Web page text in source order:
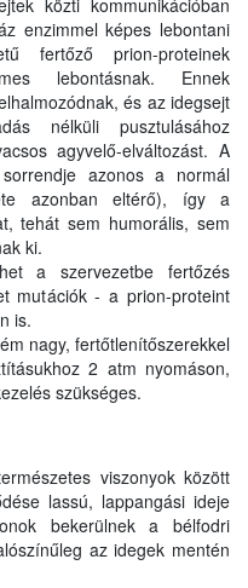
közti kommunikációban
enzimmel képes lebontani
fertőző prion-proteinek
lebontásnak. Ennek
és az idegsejt
nélküli pusztulásához
agyvelő-elváltozást. A
azonos a normál
azonban eltérő), így a
tehát sem humorális, sem
ki.
a szervezetbe fertőzés
mutációk - a prion-proteint
is.
nagy, fertőtlenítőszerekkel
2 atm nyomáson,
szükséges.
viszonyok között
lassú, lappangási ideje
bekerülnek a bélfodri
az idegek mentén